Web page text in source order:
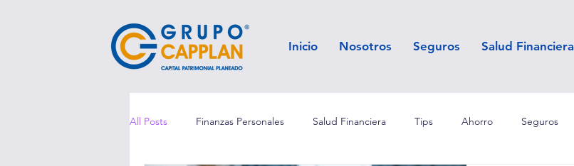
Inicio Nosotros Seguros Salud Financiera
All Posts Finanzas Personales Salud Financiera Tips Ahorro Seguros